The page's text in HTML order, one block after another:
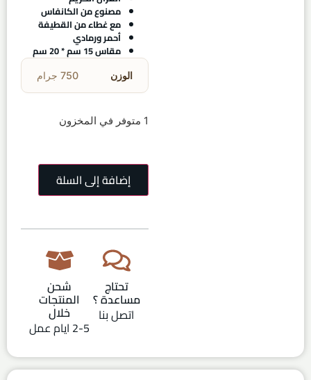
مصنوع من الكانفاس
مع غطاء من القطيفة
أحمر ورمادي
مقاس 15 سم * 20 سم
الوزن 750 جرام
1 متوفر في المخزون
إضافة إلى السلة
تحتاج
مساعدة ؟
اتصل بنا
شحن
المنتجات
خلال
2-5 ايام عمل